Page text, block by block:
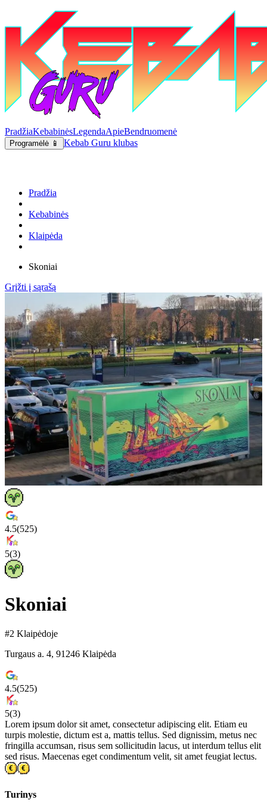
PradžiaKebabinėsLegendaApieBendruomenė
Programėlė 📱 Kebab Guru klubas
Pradžia
Kebabinės
Klaipėda
Skoniai
Grįžti į sąrašą
4.5(525)
5(3)
Skoniai
#2 Klaipėdoje
Turgaus a. 4, 91246 Klaipėda
4.5(525)
5(3)
Lorem ipsum dolor sit amet, consectetur adipiscing elit. Etiam eu
turpis molestie, dictum est a, mattis tellus. Sed dignissim, metus nec
fringilla accumsan, risus sem sollicitudin lacus, ut interdum tellus elit
sed risus. Maecenas eget condimentum velit, sit amet feugiat lectus.
Turinys